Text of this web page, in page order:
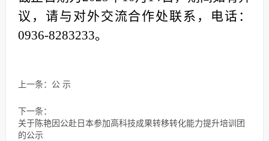
议，请与对外交流合作处联系，电话：
0936-8283233。
上一条： 公 示
下一条：
关于陈艳因公赴日本参加高科技成果转移转化能力提升培训团
的公示